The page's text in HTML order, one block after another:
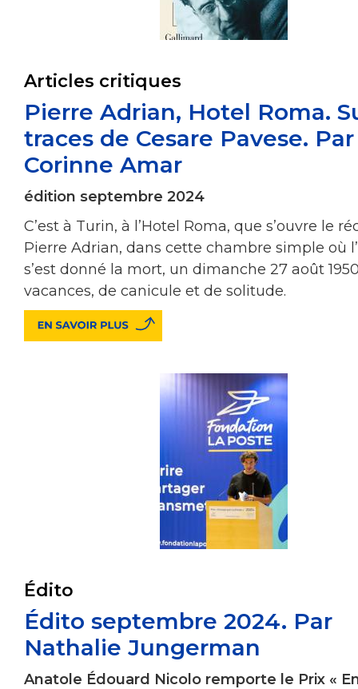
Articles critiques
Pierre Adrian, Hotel Roma.
traces de Cesare Pavese. Par
Corinne Amar
édition septembre 2024
C’est à Turin, à l’Hotel Roma, que s’ouvre le
Pierre Adrian, dans cette chambre simple où
s’est donné la mort, un dimanche 27 août
vacances, de canicule et de solitude.
Édito
Édito septembre 2024. Par
Nathalie Jungerman
Anatole Édouard Nicolo remporte le Prix «